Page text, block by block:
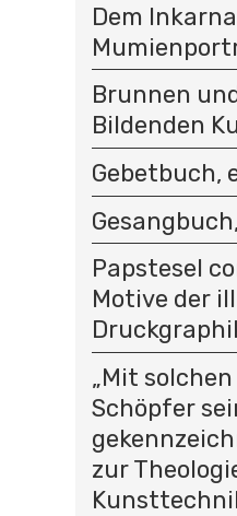
Dem
Brunnen
Bildenden
Gebetbuch,
Papstesel
Motive der
„Mit
Schöpfer
zur